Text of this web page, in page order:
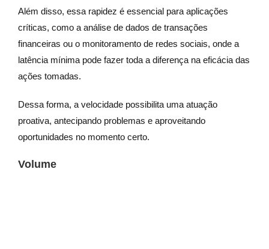
Além disso, essa rapidez é essencial para aplicações
críticas, como a análise de dados de transações
financeiras ou o monitoramento de redes sociais, onde a
latência mínima pode fazer toda a diferença na eficácia das
ações tomadas.
Dessa forma, a velocidade possibilita uma atuação
proativa, antecipando problemas e aproveitando
oportunidades no momento certo.
Volume